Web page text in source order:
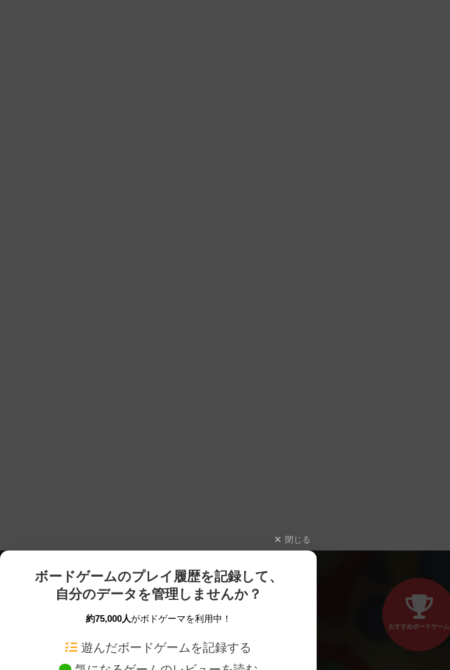
閉じる
ボードゲームのプレイ履歴を記録して、
自分のデータを管理しませんか？
約75,000人がボドゲーマを利用中！
遊んだボードゲームを記録する
おすすめボードゲーム